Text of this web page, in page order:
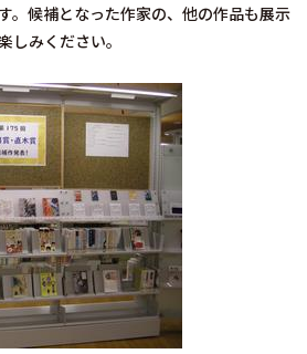
。候補となった作家の、他の作品も展示
しみください。